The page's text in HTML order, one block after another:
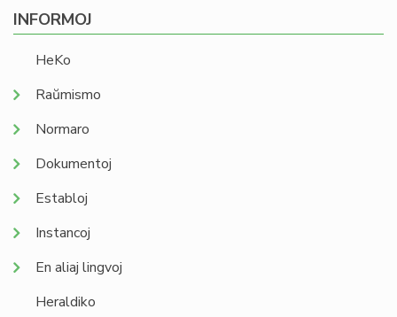
INFORMOJ
HeKo
Raŭmismo
Normaro
Dokumentoj
Establoj
Instancoj
En aliaj lingvoj
Heraldiko